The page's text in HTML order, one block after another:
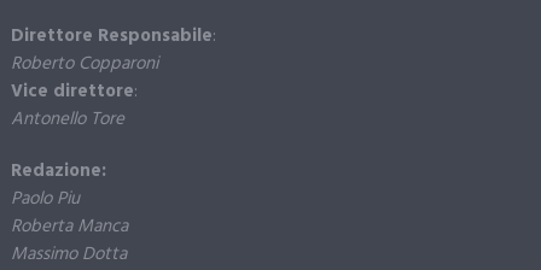
Direttore Responsabile:
Roberto Copparoni
Vice direttore:
Antonello Tore
Redazione:
Paolo Piu
Roberta Manca
Massimo Dotta